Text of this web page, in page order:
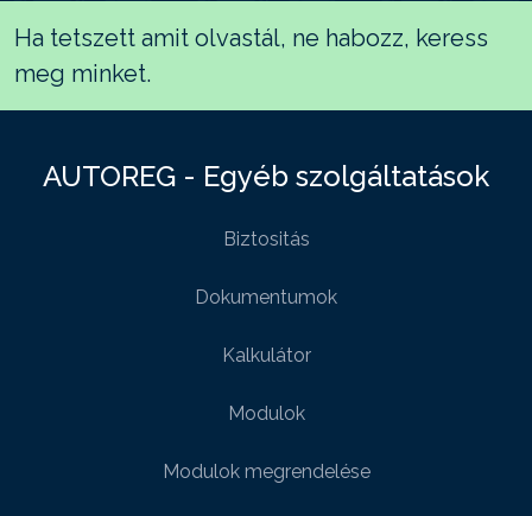
Ha tetszett amit olvastál, ne habozz, keress
meg minket.
AUTOREG - Egyéb szolgáltatások
Biztositás
Dokumentumok
Kalkulátor
Modulok
Modulok megrendelése